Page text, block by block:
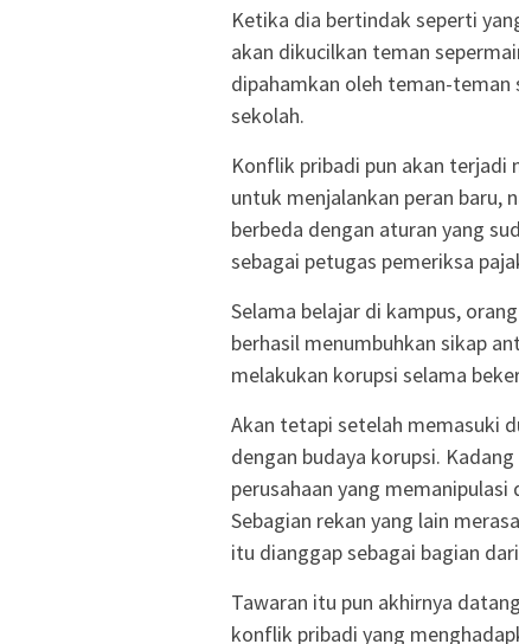
Ketika dia bertindak seperti
akan dikucilkan teman
dipahamkan oleh teman-teman
sekolah.
Konflik pribadi pun akan terjadi
untuk menjalankan peran baru,
berbeda dengan aturan yang
sebagai petugas pemeriksa
Selama belajar di kampus,
berhasil menumbuhkan sikap
melakukan korupsi selama
Akan tetapi setelah memasuki
dengan budaya korupsi.
perusahaan yang
Sebagian rekan yang lain
itu dianggap sebagai bagian
Tawaran itu pun akhirnya
konflik pribadi yang